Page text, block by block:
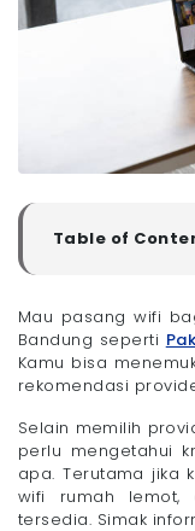
Table of
11
Kiaracondong
- 1.
- 2. Corpnet
- 4. ACT
- 5. XL Home
- 6. MNC Play
Mau pasang wifi
Bandung seperti
Kamu bisa
rekomendasi
Selain memilih
perlu mengetahui
apa. Terutama jika
wifi rumah lemot,
tersedia. Simak